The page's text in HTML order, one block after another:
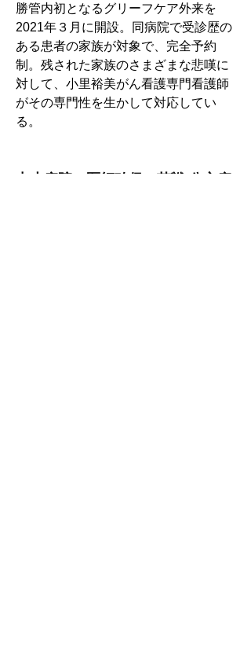
勝管内初となるグリーフケア外来を
2021年３月に開設。同病院で受診歴の
ある患者の家族が対象で、完全予約
制。残された家族のさまざまな悲嘆に
対して、小里裕美がん看護専門看護師
がその専門性を生かして対応してい
る。